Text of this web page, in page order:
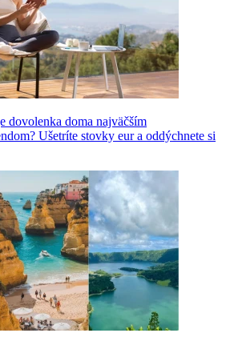
dovolenka doma najväčším
Ušetríte stovky eur a oddýchnete si